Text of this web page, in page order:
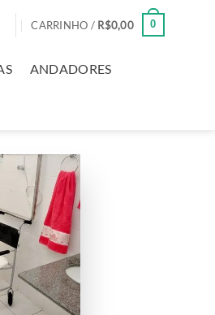
CARRINHO / R$0,00 0
ANDADORES